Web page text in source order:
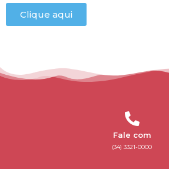
Clique aqui
Fale com
(34) 3321-0000